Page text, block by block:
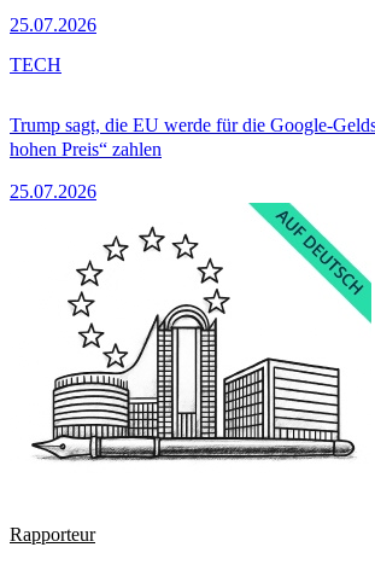
25.07.2026
Trump sagt, die EU werde für die Google-
hohen Preis“ zahlen
25.07.2026
TECH
Rapporteur